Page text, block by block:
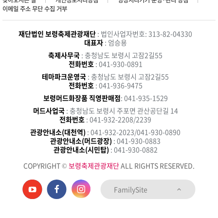
이메일 주소 무단 수집 거부
재단법인 보령축제관광재단 : 법인사업자번호: 313-82-04330
대표자: 엄승용
축제사무국 : 충청남도 보령시 고잠2길55
전화번호 : 041-930-0891
테마파크운영국 : 충청남도 보령시 고잠2길55
전화번호 : 041-936-9475
보령머드화장품 직영판매점: 041-935-1529
머드사업국 : 충청남도 보령시 주포면 관산공단길 14
전화번호 : 041-932-2208/2239
관광안내소(대천역) : 041-932-2023/041-930-0890
관광안내소(머드광장) : 041-930-0883
관광안내소(시민탑) : 041-930-0882
COPYRIGHT © 보령축제관광재단ALL RIGHTS RESERVED.
FamilySite